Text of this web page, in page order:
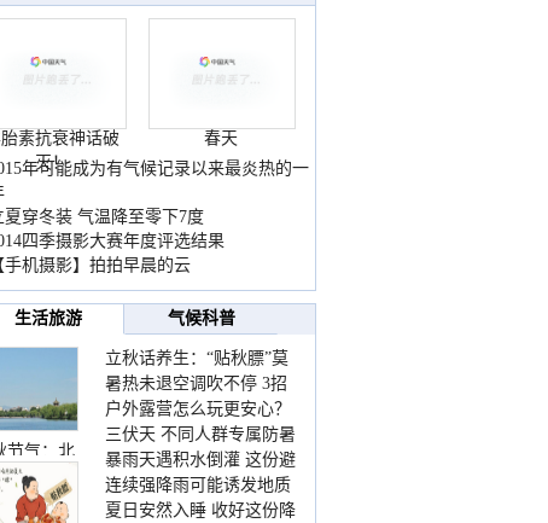
素抗衰神话破
灭！
春天
年可能成为有气候记录以来最炎热的一
夏穿冬装 气温降至零下7度
四季摄影大赛年度评选结果
手机摄影】拍拍早晨的云
生活旅游 气候科普
节气：北
立秋话养生：“贴秋膘”莫
着急 先清暑再防燥
暑热未退空调吹不停 3招
护住肩颈不酸痛
户外露营怎么玩更安心？
这份攻略请收好
三伏天 不同人群专属防暑
要点请收好
暴雨天遇积水倒灌 这份避
险提示请收好
连续强降雨可能诱发地质
灾害 这些前兆要知道
夏日安然入睡 收好这份降